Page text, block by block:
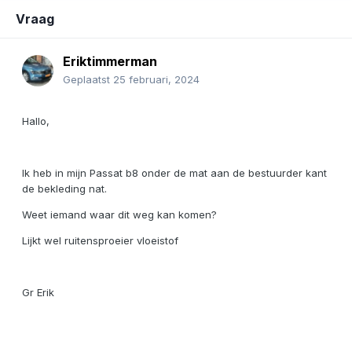
Vraag
Eriktimmerman
Geplaatst 25 februari, 2024
Hallo,
Ik heb in mijn Passat b8 onder de mat aan de bestuurder kant
de bekleding nat.
Weet iemand waar dit weg kan komen?
Lijkt wel ruitensproeier vloeistof
Gr Erik